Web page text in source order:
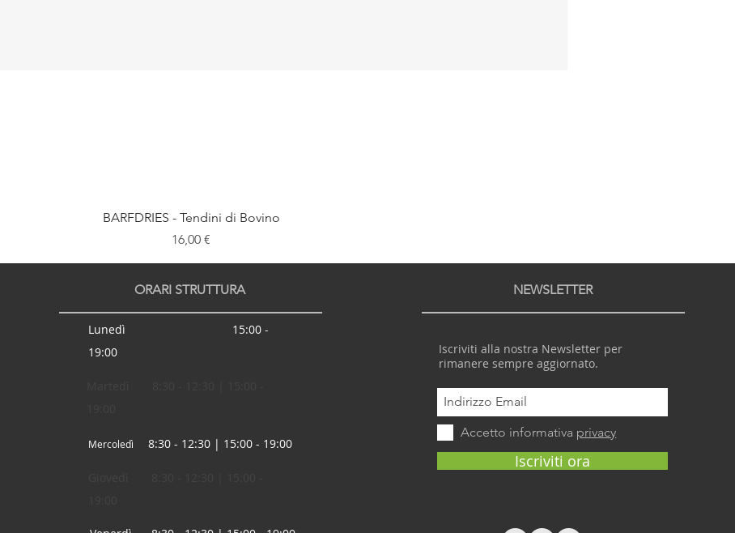
BARFDRIES - Tendini di Bovino
Prezzo
16,00 €
ORARI STRUTTURA
Lunedì 15:00 -
19:00
Mercoledì 8:30 - 12:30 | 15:00 - 19:00
NEWSLETTER
Iscriviti alla nostra Newsletter per
rimanere sempre aggiornato.
Accetto informativa privacy
Iscriviti ora